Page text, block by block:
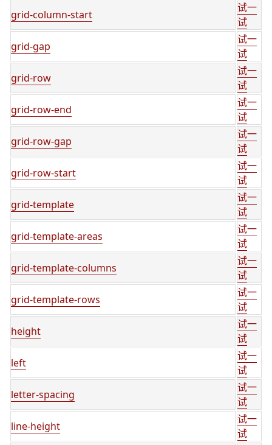
grid-column-start
试一
试
grid-gap
试一
试
grid-row
试一
试
grid-row-end
试一
试
grid-row-gap
试一
试
grid-row-start
试一
试
grid-template
试一
试
grid-template-areas
试一
试
grid-template-columns
试一
试
grid-template-rows
试一
试
height
试一
试
left
试一
试
letter-spacing
试一
试
line-height
试一
试